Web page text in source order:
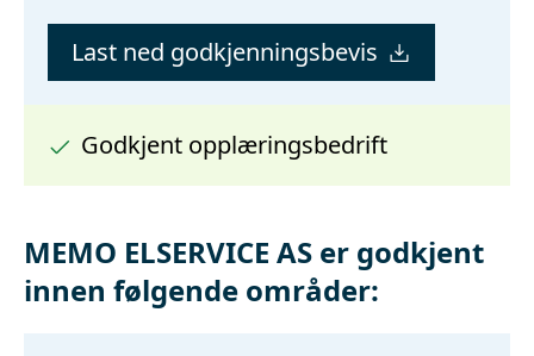
Last ned godkjenningsbevis
Godkjent opplæringsbedrift
MEMO ELSERVICE AS er godkjent
innen følgende områder: